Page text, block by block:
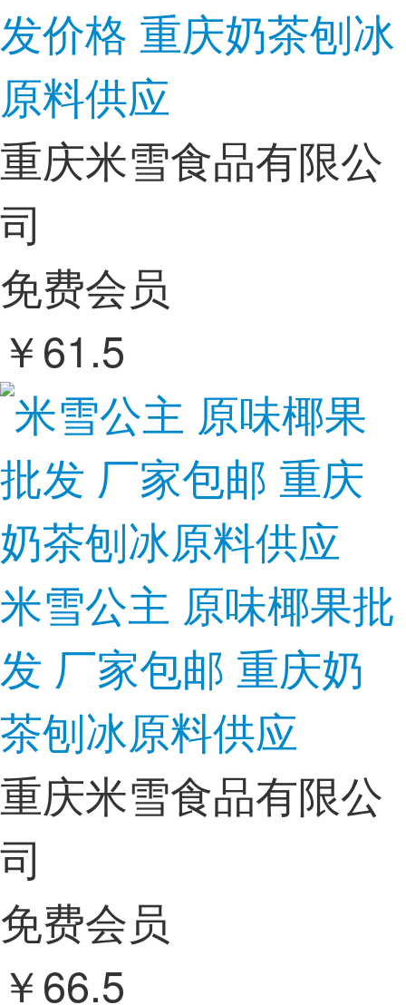
发价格 重庆奶茶刨冰
原料供应
重庆米雪食品有限公
司
免费会员
￥61.5
米雪公主 原味椰果批
发 厂家包邮 重庆奶
茶刨冰原料供应
重庆米雪食品有限公
司
免费会员
￥66.5